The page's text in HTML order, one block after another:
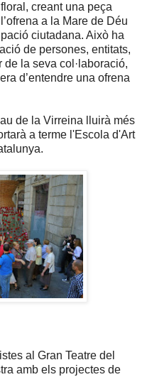
creant una peça
a la Mare de Déu
ciutadana. Això ha
de persones, entitats,
la seva col·laboració,
d’entendre una ofrena
de la Virreina lluirà més
a terme l'Escola d'Art
al Gran Teatre del
amb els projectes de